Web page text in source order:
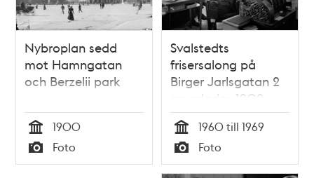
Nybroplan sedd
mot Hamngatan
och Berzelii park
Tid
1900
Typ
Foto
Svalstedts
frisersalong på
Birger Jarlsgatan 2
grundades 1902
Tid
1960 till 1969
Typ
Foto